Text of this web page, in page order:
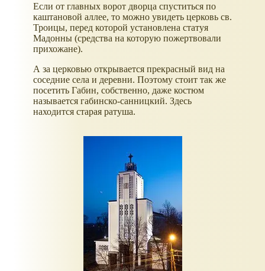
Если от главных ворот дворца спуститься по
каштановой аллее, то можно увидеть церковь св.
Троицы, перед которой установлена статуя
Мадонны (средства на которую пожертвовали
прихожане).
А за церковью открывается прекрасный вид на
соседние села и деревни. Поэтому стоит так же
посетить Габин, собственно, даже костюм
называется габинско-санницкий. Здесь
находится старая ратуша.